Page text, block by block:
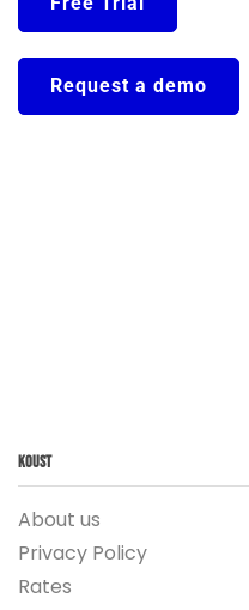
Request a demo
Koust
About us
Privacy Policy
Rates